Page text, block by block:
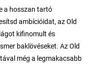
a hosszan tartó
ambícióidat, az Old
kifinomult és
baklövéseket. Az Old
még a legmakacsabb